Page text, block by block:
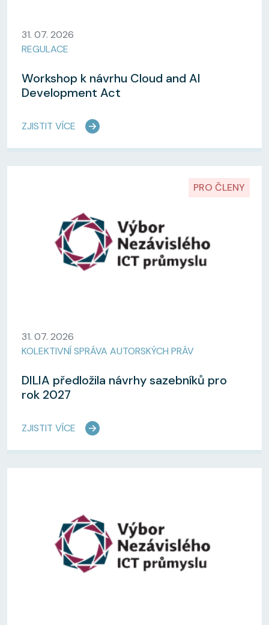
31. 07. 2026
REGULACE
Workshop k návrhu Cloud and AI
Development Act
ZJISTIT VÍCE
PRO ČLENY
31. 07. 2026
KOLEKTIVNÍ SPRÁVA AUTORSKÝCH PRÁV
DILIA předložila návrhy sazebníků pro
rok 2027
ZJISTIT VÍCE